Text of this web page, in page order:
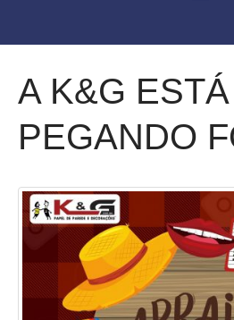
A K&G ESTÁ
PEGANDO